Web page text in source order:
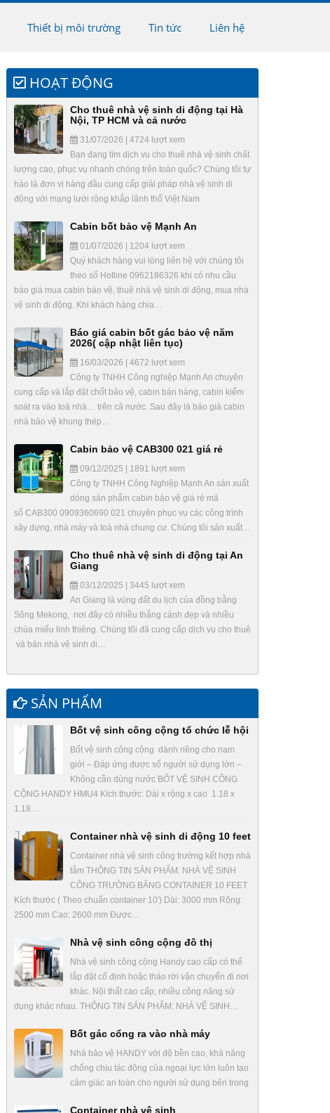
Thiết bị môi trường Tin tức Liên hệ
HOẠT ĐỘNG
Cho thuê nhà vệ sinh di động tại Hà
Nội, TP HCM và cả nước
31/07/2026 | 4724 lượt xem
Bạn đang tìm dịch vụ cho thuê nhà vệ sinh chất
lượng cao, phục vụ nhanh chóng trên toàn quốc? Chúng tôi tự
hào là đơn vị hàng đầu cung cấp giải pháp nhà vệ sinh di
động với mạng lưới rộng khắp lãnh thổ Việt Nam
Cabin bốt bảo vệ Mạnh An
01/07/2026 | 1204 lượt xem
Quý khách hàng vui lòng liên hệ với chúng tôi
theo số Hotline 0962186326 khi có nhu cầu
báo giá mua cabin bảo vệ, thuê nhà vệ sinh di động, mua nhà
vệ sinh di động. Khi khách hàng chia…
Báo giá cabin bốt gác bảo vệ năm
2026( cập nhật liên tục)
16/03/2026 | 4672 lượt xem
Công ty TNHH Công nghiệp Mạnh An chuyên
cung cấp và lắp đặt chốt bảo vệ, cabin bán hàng, cabin kiểm
soát ra vào toà nhà… trên cả nước. Sau đây là báo giá cabin
nhà bảo vệ khung thép…
Cabin bảo vệ CAB300 021 giá rẻ
09/12/2025 | 1891 lượt xem
Công ty TNHH Công Nghiệp Mạnh An sản xuất
dòng sản phẩm cabin bảo vệ giá rẻ mã
số CAB300 0909360690 021 chuyên phục vụ các công trình
xây dựng, nhà máy và toà nhà chung cư. Chúng tôi sản xuất…
Cho thuê nhà vệ sinh di động tại An
Giang
03/12/2025 | 3445 lượt xem
An Giang là vùng đất du lịch của đồng bằng
Sông Mekong, nơi đây có nhiều thắng cảnh đẹp và nhiều
chùa miếu linh thiêng. Chúng tôi đã cung cấp dịch vụ cho thuê
và bán nhà vệ sinh di…
SẢN PHẨM
Bốt vệ sinh công cộng tổ chức lễ hội
Bốt vệ sinh công cộng dành riêng cho nam
giới – Đáp ứng được số người sử dụng lớn –
Không cần dùng nước BỐT VỆ SINH CÔNG
CỘNG HANDY HMU4 Kích thước: Dài x rộng x cao 1.18 x
1.18…
Container nhà vệ sinh di động 10 feet
Container nhà vệ sinh công trường kết hợp nhà
tắm THÔNG TIN SẢN PHẨM: NHÀ VỆ SINH
CÔNG TRƯỜNG BẰNG CONTAINER 10 FEET
Kích thước ( Theo chuẩn container 10′) Dài: 3000 mm Rộng:
2500 mm Cao: 2600 mm Được…
Nhà vệ sinh công cộng đô thị
Nhà vệ sinh công cộng Handy cao cấp có thể
lắp đặt cố định hoặc tháo rời vận chuyển đi nơi
khác. Nội thất cao cấp, nhiều công năng sử
dụng khác nhau. THÔNG TIN SẢN PHẨM: NHÀ VỆ SINH…
Bốt gác cổng ra vào nhà máy
Nhà bảo vệ HANDY với độ bền cao, khả năng
chống chịu tác động của ngoại lực lớn luôn tạo
cảm giác an toàn cho người sử dụng bên trong
Container nhà vệ sinh